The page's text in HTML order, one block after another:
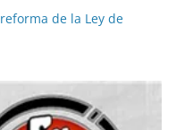
de la Ley de